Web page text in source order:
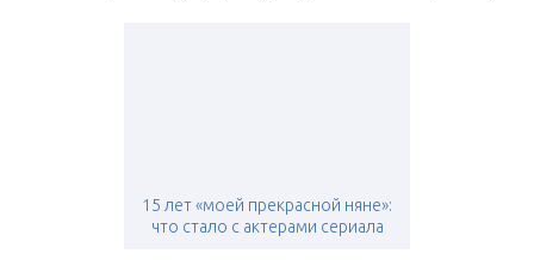
15 лет «моей прекрасной няне»:
что стало с актерами сериала